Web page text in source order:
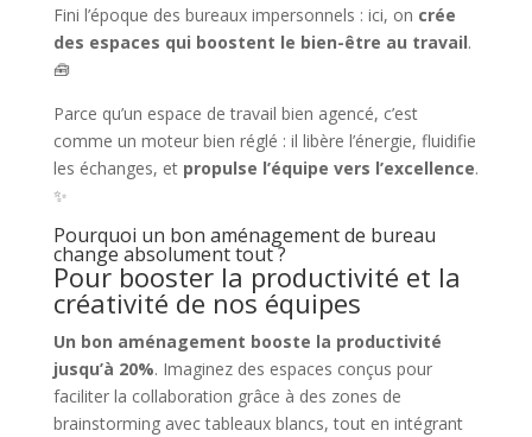
Fini l’époque des bureaux impersonnels : ici, on crée
des espaces qui boostent le bien-être au travail.
🧰
Parce qu’un espace de travail bien agencé, c’est
comme un moteur bien réglé : il libère l’énergie, fluidifie
les échanges, et propulse l’équipe vers l’excellence.
✨
Pourquoi un bon aménagement de bureau
change absolument tout ?
Pour booster la productivité et la
créativité de nos équipes
Un bon aménagement booste la productivité
jusqu’à 20%. Imaginez des espaces conçus pour
faciliter la collaboration grâce à des zones de
brainstorming avec tableaux blancs, tout en intégrant